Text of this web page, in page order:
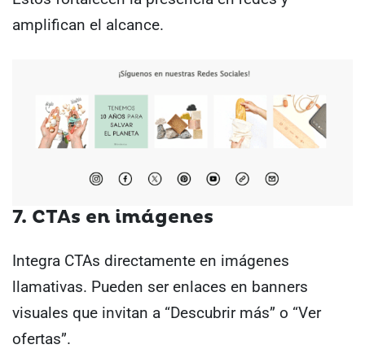
amplifican el alcance.
7. CTAs en imágenes
Integra CTAs directamente en imágenes
llamativas. Pueden ser enlaces en banners
visuales que invitan a “Descubrir más” o “Ver
ofertas”.